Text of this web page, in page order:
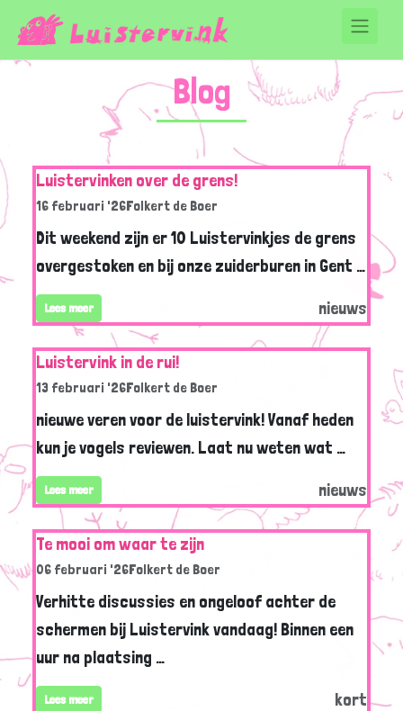
Blog
Luistervinken over de grens!
16 februari '26Folkert de Boer
Dit weekend zijn er 10 Luistervinkjes de grens
overgestoken en bij onze zuiderburen in Gent …
Lees meer nieuws
Luistervink in de rui!
13 februari '26Folkert de Boer
nieuwe veren voor de luistervink! Vanaf heden
kun je vogels reviewen. Laat nu weten wat …
Lees meer nieuws
Te mooi om waar te zijn
06 februari '26Folkert de Boer
Verhitte discussies en ongeloof achter de
schermen bij Luistervink vandaag! Binnen een
uur na plaatsing …
Lees meer kort